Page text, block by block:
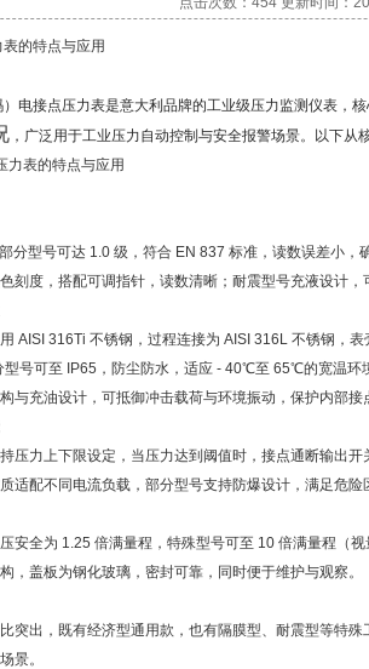
的特点与应用
电接点压力表是意大利品牌的工业级压力监测仪表，
，广泛用于工业压力自动控制与安全报警场景。以下从
分型号可达 1.0 级，符合 EN 837 标准，读数误差小，
刻度，搭配可调指针，读数清晰；耐震型号充液设计，
AISI 316Ti 不锈钢，过程连接为 AISI 316L 不锈钢，
型号可至 IP65，防尘防水，适应 - 40℃至 65℃的宽温环
与充油设计，可抵御冲击载荷与环境振动，保护内部接
压力上下限设定，当压力达到阈值时，接点通断输出开
适配不同电流负载，部分型号支持防爆设计，满足危险
安全为 1.25 倍满量程，特殊型号可至 10 倍满量程（视
，盖板为钢化玻璃，密封可靠，同时便于维护与观察。
突出，既有经济型通用款，也有隔膜型、耐震型等特
景。